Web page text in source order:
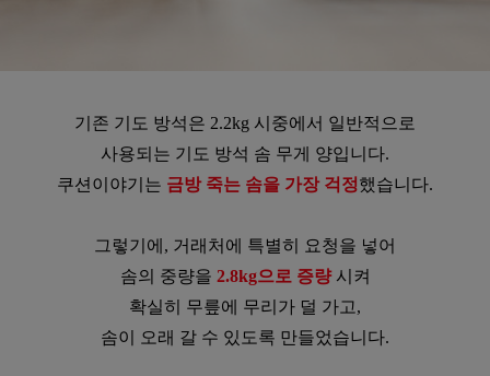
기존 기도 방석은 2.2kg 시중에서 일반적으로
사용되는 기도 방석 솜 무게 양입니다.
쿠션이야기는 금방 죽는 솜을 가장 걱정했습니다.
그렇기에, 거래처에 특별히 요청을 넣어
솜의 중량을 2.8kg으로 증량시켜
확실히 무릎에 무리가 덜 가고,
솜이 오래 갈 수 있도록 만들었습니다.